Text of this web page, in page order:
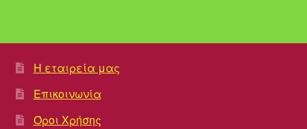
Η εταιρεία μας
Επικοινωνία
Όροι Χρήσης